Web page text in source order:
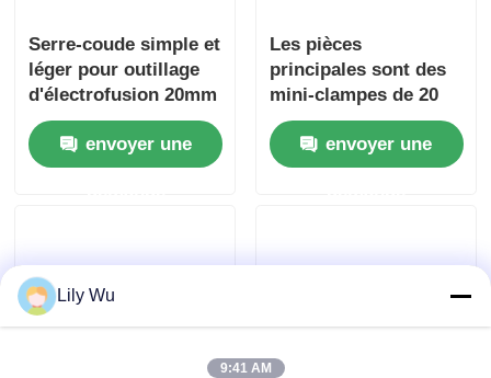
Serre-coude simple et
léger pour outillage
d'électrofusion 20mm
- 32mm
envoyer une
Les pièces
principales sont des
mini-clampes de 20
mm à 63 mm pour les
tuyaux HDPE.
envoyer une
Lily Wu
9:41 AM